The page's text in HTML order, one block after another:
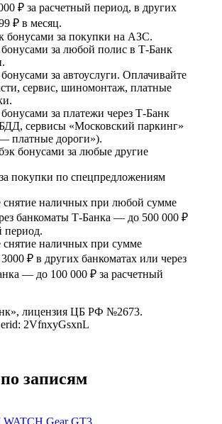
₽ за расчетный период, в других
₽ в месяц.
бонусами за покупки на АЗС.
бонусами за любой полис в Т-Банк
за автоуслуги. Оплачивайте
сервис, шиномонтаж, платные
за платежи через Т-Банк
сервисы «Московский паркинг»
платные дороги»).
бонусами за любые другие
покупки по спецпредложениям
снятие наличных при любой сумме
банкоматы Т-Банка — до 500 000 ₽
период.
снятие наличных при сумме
₽ в других банкоматах или через
— до 100 000 ₽ за расчетный
лицензия ЦБ РФ №2673.
2VfnxyGsxnL
записям
Gear GT3